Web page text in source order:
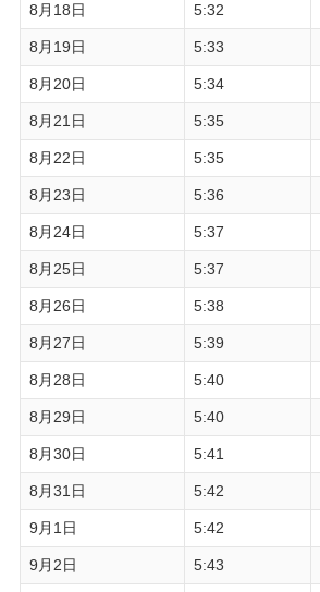
8月18日 5:32
8月19日 5:33
8月20日 5:34
8月21日 5:35
8月22日 5:35
8月23日 5:36
8月24日 5:37
8月25日 5:37
8月26日 5:38
8月27日 5:39
8月28日 5:40
8月29日 5:40
8月30日 5:41
8月31日 5:42
9月1日 5:42
9月2日 5:43